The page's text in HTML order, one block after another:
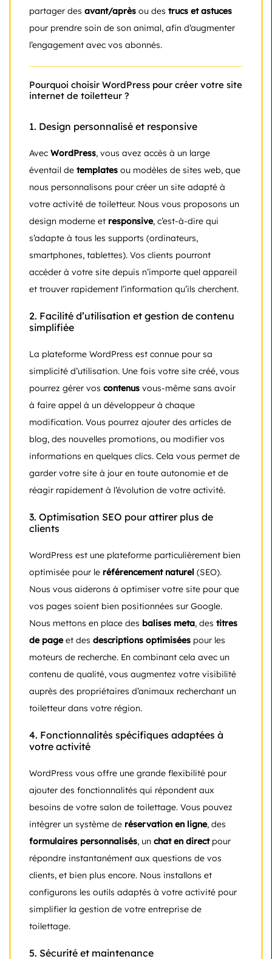
partager des avant/après ou des trucs et astuces
pour prendre soin de son animal, afin d’augmenter
l’engagement avec vos abonnés.
Pourquoi choisir WordPress pour créer votre site
internet de toiletteur ?
1. Design personnalisé et responsive
Avec WordPress, vous avez accès à un large
éventail de templates ou modèles de sites web, que
nous personnalisons pour créer un site adapté à
votre activité de toiletteur. Nous vous proposons un
design moderne et responsive, c’est-à-dire qui
s’adapte à tous les supports (ordinateurs,
smartphones, tablettes). Vos clients pourront
accéder à votre site depuis n’importe quel appareil
et trouver rapidement l’information qu’ils cherchent.
2. Facilité d’utilisation et gestion de contenu
simplifiée
La plateforme WordPress est connue pour sa
simplicité d’utilisation. Une fois votre site créé, vous
pourrez gérer vos contenus vous-même sans avoir
à faire appel à un développeur à chaque
modification. Vous pourrez ajouter des articles de
blog, des nouvelles promotions, ou modifier vos
informations en quelques clics. Cela vous permet de
garder votre site à jour en toute autonomie et de
réagir rapidement à l’évolution de votre activité.
3. Optimisation SEO pour attirer plus de
clients
WordPress est une plateforme particulièrement bien
optimisée pour le référencement naturel (SEO).
Nous vous aiderons à optimiser votre site pour que
vos pages soient bien positionnées sur Google.
Nous mettons en place des balises meta, des titres
de pageet des descriptions optimisées pour les
moteurs de recherche. En combinant cela avec un
contenu de qualité, vous augmentez votre visibilité
auprès des propriétaires d’animaux recherchant un
toiletteur dans votre région.
4. Fonctionnalités spécifiques adaptées à
votre activité
WordPress vous offre une grande flexibilité pour
ajouter des fonctionnalités qui répondent aux
besoins de votre salon de toilettage. Vous pouvez
intégrer un système de réservation en ligne, des
formulaires personnalisés, un chat en directpour
répondre instantanément aux questions de vos
clients, et bien plus encore. Nous installons et
configurons les outils adaptés à votre activité pour
simplifier la gestion de votre entreprise de
toilettage.
5. Sécurité et maintenance